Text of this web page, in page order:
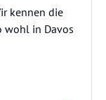
kennen die
wohl in Davos